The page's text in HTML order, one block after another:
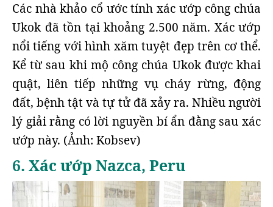
Các nhà khảo cổ ước tính xác ướp công chúa
Ukok đã tồn tại khoảng 2.500 năm. Xác ướp
nổi tiếng với hình xăm tuyệt đẹp trên cơ thể.
Kể từ sau khi mộ công chúa Ukok được khai
quật, liên tiếp những vụ cháy rừng, động
đất, bệnh tật và tự tử đã xảy ra. Nhiều người
lý giải rằng có lời nguyền bí ẩn đằng sau xác
ướp này. (Ảnh: Kobsev)
6. Xác ướp Nazca, Peru